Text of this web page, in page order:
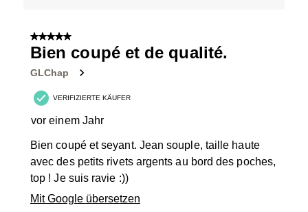
5 von 5 Sternen.
Bien coupé et de qualité.
GLChap
VERIFIZIERTE KÄUFER
vor einem Jahr
Bien coupé et seyant. Jean souple, taille haute
avec des petits rivets argents au bord des poches,
top ! Je suis ravie :))
Mit Google übersetzen